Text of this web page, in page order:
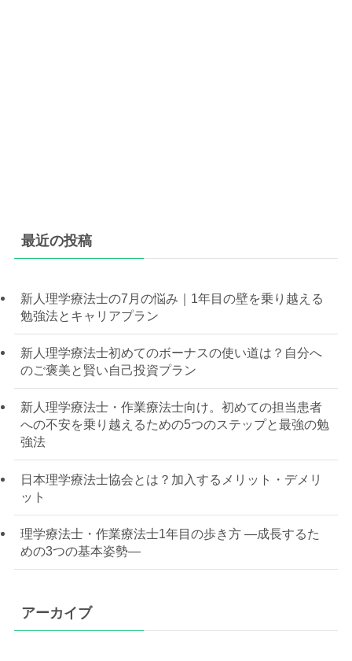
最近の投稿
新人理学療法士の7月の悩み｜1年目の壁を乗り越える
勉強法とキャリアプラン
新人理学療法士初めてのボーナスの使い道は？自分へ
のご褒美と賢い自己投資プラン
新人理学療法士・作業療法士向け。初めての担当患者
への不安を乗り越えるための5つのステップと最強の勉
強法
日本理学療法士協会とは？加入するメリット・デメリ
ット
理学療法士・作業療法士1年目の歩き方 —成長するた
めの3つの基本姿勢—
アーカイブ